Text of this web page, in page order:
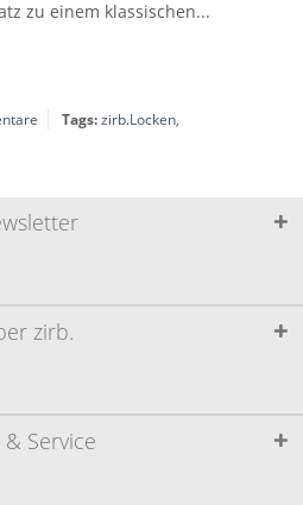
zu einem klassischen...
Tags:zirb.Locken,
& Service
zirb.